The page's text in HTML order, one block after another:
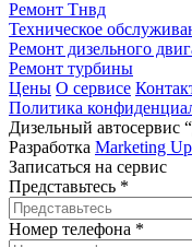
Ремонт Тнвд
Техническое
Ремонт дизельного
Ремонт турбины
Цены О сервисе
Политика
Дизельный автосервис
Разработка Marketing Up
Записаться на сервис
Представьтесь *
Номер телефона *